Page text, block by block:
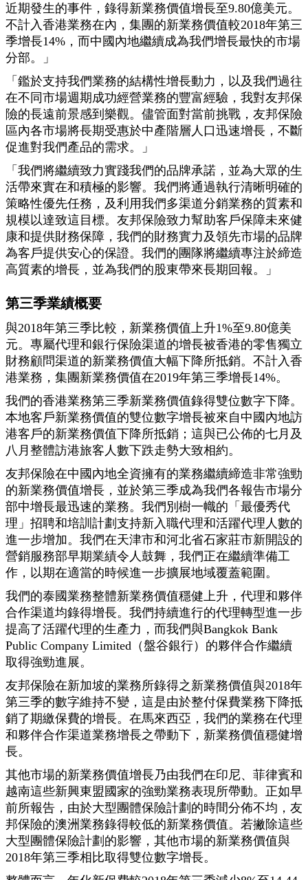
近期發生的事件，錄得新業務價值增長至9.80億美元。
不計入香港業務在內，集團的新業務價值較2018年第三
季增長14%，而中國內地繼續成為我們增長最快的市場
分部。」
「鑑於支持我們業務的結構性增長動力，以及我們過往
在不同市場週期成功經營業務的豐富經驗，我對友邦保
險的長遠前景感到樂觀。儘管面對當前挑戰，友邦保險
區內各市場將長期受惠於中產階層人口迅速增長，不斷
促進對我們產品的需求。」
「我們將繼續致力實踐我們的品牌承諾，並為大眾的生
活帶來實在和積極的影響。我們將通過執行清晰明確的
策略性優先任務，及利用我們多渠道分銷業務的質素和
規模以達致這目標。友邦保險致力幫助客戶保障未來健
康和提供財務保障，我們的財務實力及領先市場的品牌
為客戶提供安心的保證。我們的團隊將繼續專注於締造
高質素的增長，並為我們的股東帶來長期回報。」
第三季業績概要
與2018年第三季比較，新業務價值上升1%至9.80億美
元。專屬代理和銀行保險渠道的增長被香港的零售獨立
財務顧問渠道的新業務價值大幅下降所抵銷。不計入香
港業務，集團新業務價值在2019年第三季增長14%。
我們的香港業務第三季新業務價值錄得雙位數字下降。
本地客戶新業務價值的雙位數字增長被來自中國內地訪
港客戶的新業務價值下降所抵銷；這與已公佈的七月及
八月整體訪港旅客人數下跌走勢大致相約。
友邦保險在中國內地全資擁有的業務繼續締造非常強勁
的新業務價值增長，並於第三季成為我們各報告市場分
部中增長最迅速的業務。我們別樹一幟的「最優秀代
理」招聘和培訓計劃支持新入職代理和活躍代理人數的
進一步增加。我們在天津市和河北省石家莊市新開設的
營銷服務部早期業績令人鼓舞，我們正在繼續準備工
作，以期在適當的時候進一步擴展地域覆蓋範圍。
我們的泰國業務整體新業務價值穩健上升，代理和夥伴
合作渠道均錄得增長。我們持續進行的代理轉型進一步
提高了活躍代理的生產力，而我們與Bangkok Bank
Public Company Limited（盤谷銀行）的夥伴合作繼續
取得強勁進展。
友邦保險在新加坡的業務所錄得之新業務價值與2018年
第三季的數字維持不變，這是由於整付保費業務下降抵
銷了期繳保費的增長。在馬來西亞，我們的業務在代理
和夥伴合作渠道業務增長之帶動下，新業務價值穩健增
長。
其他市場的新業務價值增長乃由我們在印尼、菲律賓和
越南這些新興東盟國家的強勁業務表現所帶動。正如早
前所報告，由於大型團體保險計劃的時間分佈不均，友
邦保險的澳洲業務錄得較低的新業務價值。若撇除這些
大型團體保險計劃的影響，其他市場的新業務價值與
2018年第三季相比取得雙位數字增長。